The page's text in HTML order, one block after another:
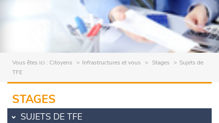
Vous êtes ici : Citoyens Infrastructures et vous Stages
Sujets de
TFE
STAGES
SUJETS DE TFE